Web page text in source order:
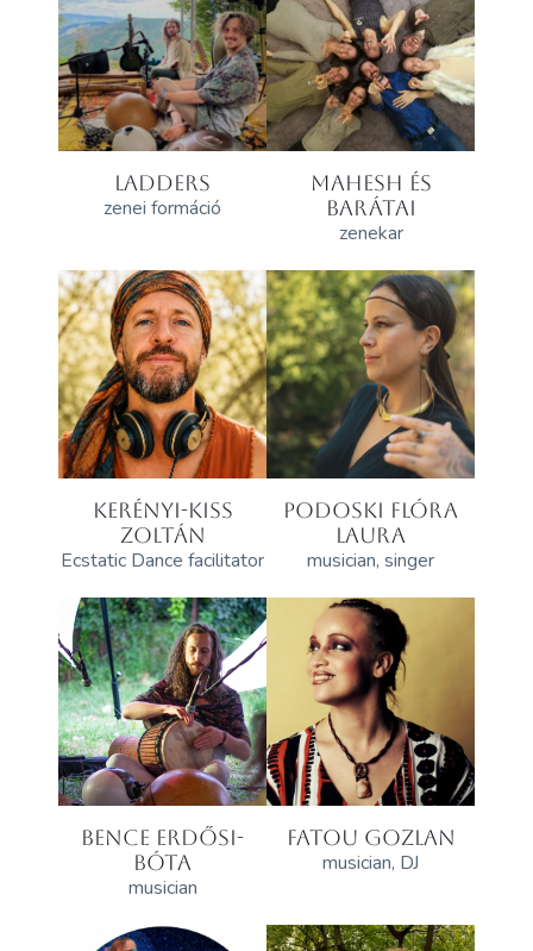
LADDERS
zenei formáció
MAHESH ÉS
BARÁTAI
zenekar
KERÉNYI-KISS
ZOLTÁN
Ecstatic Dance facilitator
PODOSKI FLÓRA
LAURA
musician, singer
BENCE ERDŐSI-
BÓTA
musician
FATOU GOZLAN
musician, DJ